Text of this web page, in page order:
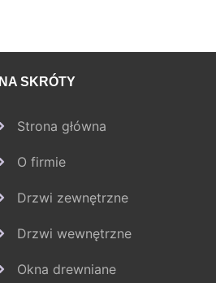
NA SKRÓTY
Strona główna
O firmie
Drzwi zewnętrzne
Drzwi wewnętrzne
Okna drewniane